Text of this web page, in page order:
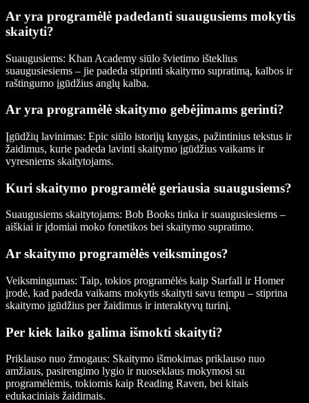
Ar yra programėlė padedanti suaugusiems mokytis
skaityti?
Suaugusiems: Khan Academy siūlo švietimo išteklius
suaugusiesiems – jie padeda stiprinti skaitymo supratimą, kalbos ir
raštingumo įgūdžius anglų kalba.
Ar yra programėlė skaitymo gebėjimams gerinti?
Įgūdžių lavinimas: Epic siūlo istorijų knygas, pažintinius tekstus ir
žaidimus, kurie padeda lavinti skaitymo įgūdžius vaikams ir
vyresniems skaitytojams.
Kuri skaitymo programėlė geriausia suaugusiems?
Suaugusiems skaitytojams: Bob Books tinka ir suaugusiesiems –
aiškiai ir įdomiai moko fonetikos bei skaitymo supratimo.
Ar skaitymo programėlės veiksmingos?
Veiksmingumas: Taip, tokios programėlės kaip Starfall ir Homer
įrodė, kad padeda vaikams mokytis skaityti savu tempu – stiprina
skaitymo įgūdžius per žaidimus ir interaktyvų turinį.
Per kiek laiko galima išmokti skaityti?
Priklauso nuo žmogaus: Skaitymo išmokimas priklauso nuo
amžiaus, pasirengimo lygio ir nuoseklaus mokymosi su
programėlėmis, tokiomis kaip Reading Raven, bei kitais
edukaciniais žaidimais.